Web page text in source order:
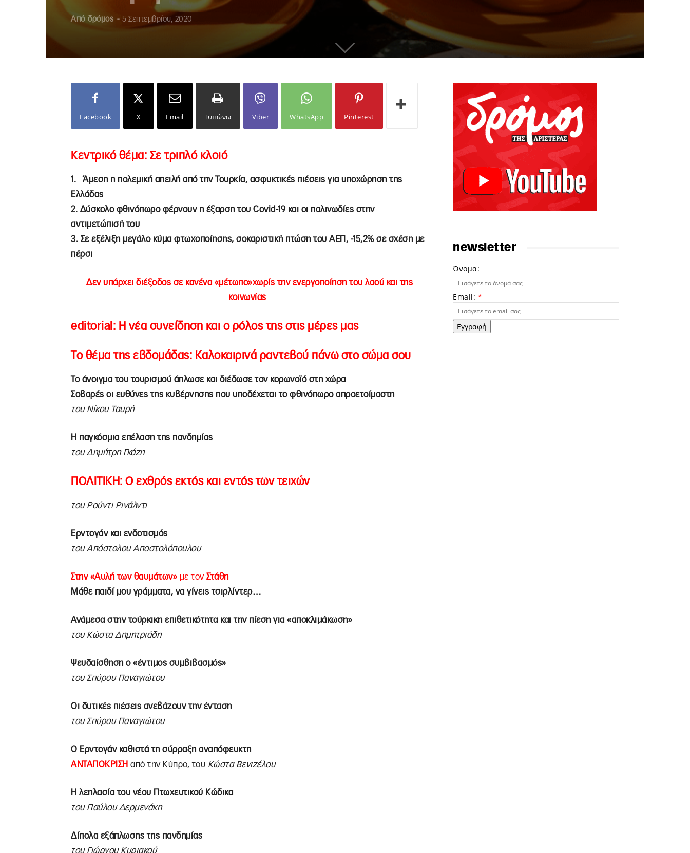
Από δρόμος - 5 Σεπτεμβρίου, 2020
Facebook X Email Τυπώνω Viber WhatsApp Pinterest
Κεντρικό θέμα: Σε τριπλό κλοιό
1. Άμεση η πολεμική απειλή από την Τουρκία, ασφυκτικές πιέσεις για υποχώρηση της
Ελλάδας
2. Δύσκολο φθινόπωρο φέρνουν η έξαρση του Covid-19 και οι παλινωδίες στην
αντιμετώπισή του
3. Σε εξέλιξη μεγάλο κύμα φτωχοποίησης, σοκαριστική πτώση του ΑΕΠ, -15,2% σε σχέση με
πέρσι
Δεν υπάρχει διέξοδος σε κανένα «μέτωπο»χωρίς την ενεργοποίηση του λαού και της
κοινωνίας
editorial: Η νέα συνείδηση και ο ρόλος της στις μέρες μας
Το θέμα της εβδομάδας: Καλοκαιρινά ραντεβού πάνω στο σώμα σου
Το άνοιγμα του τουρισμού άπλωσε και διέδωσε τον κορωνοϊό στη χώρα
Σοβαρές οι ευθύνες της κυβέρνησης που υποδέχεται το φθινόπωρο απροετοίμαστη
του Νίκου Ταυρή
Η παγκόσμια επέλαση της πανδημίας
του Δημήτρη Γκάζη
ΠΟΛΙΤΙΚΗ: Ο εχθρός εκτός και εντός των τειχών
του Ρούντι Ρινάλντι
Ερντογάν και ενδοτισμός
του Απόστολου Αποστολόπουλου
Στην «Αυλή των θαυμάτων» με τονΣτάθη
Μάθε παιδί μου γράμματα, να γίνεις τσιρλίντερ…
Ανάμεσα στην τούρκικη επιθετικότητα και την πίεση για «αποκλιμάκωση»
του Κώστα Δημητριάδη
Ψευδαίσθηση ο «έντιμος συμβιβασμός»
του Σπύρου Παναγιώτου
Οι δυτικές πιέσεις ανεβάζουν την ένταση
του Σπύρου Παναγιώτου
Ο Ερντογάν καθιστά τη σύρραξη αναπόφευκτη
ΑΝΤΑΠΟΚΡΙΣΗ από την Κύπρο, του Κώστα Βενιζέλου
Η λεηλασία του νέου Πτωχευτικού Κώδικα
του Παύλου Δερμενάκη
Δίπολα εξάπλωσης της πανδημίας
του Γιώργου Κυριακού
newsletter
Όνομα:
Email: *
Εγγραφή